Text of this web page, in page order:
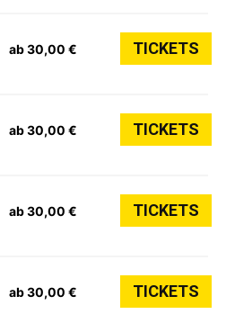
ab 30,00 € TICKETS
ab 30,00 € TICKETS
ab 30,00 € TICKETS
ab 30,00 € TICKETS